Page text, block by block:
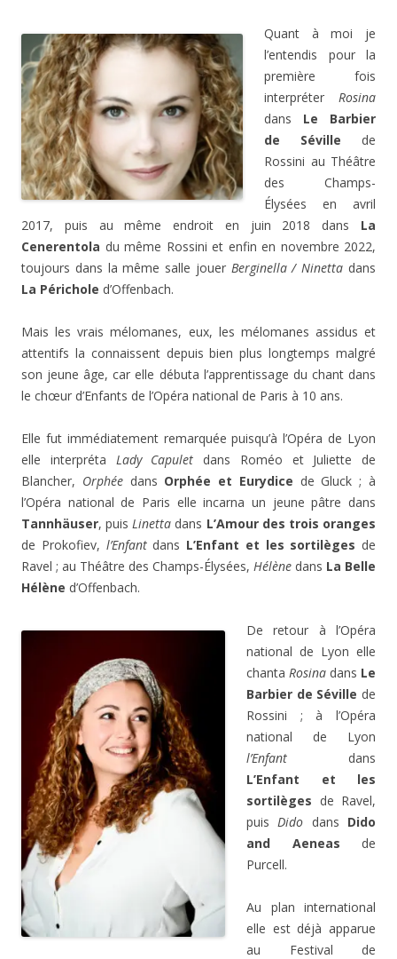
Quant à moi je
l’entendis pour la
première fois
interpréter Rosina
dans Le Barbier
de Séville de
Rossini au Théâtre
des Champs-
Élysées en avril
2017, puis au même endroit en juin 2018 dans La
Cenerentola du même Rossini et enfin en novembre 2022,
toujours dans la même salle jouer Berginella / Ninetta dans
La Périchole d’Offenbach.
Mais les vrais mélomanes, eux, les mélomanes assidus et
attentifs la connaissent depuis bien plus longtemps malgré
son jeune âge, car elle débuta l’apprentissage du chant dans
le chœur d’Enfants de l’Opéra national de Paris à 10 ans.
Elle fut immédiatement remarquée puisqu’à l’Opéra de Lyon
elle interpréta Lady Capulet dans Roméo et Juliette de
Blancher, Orphéedans Orphée et Eurydice de Gluck ; à
l’Opéra national de Paris elle incarna un jeune pâtre dans
Tannhäuser, puisLinetta dans L’Amour des trois oranges
de Prokofiev, l’Enfantdans L’Enfant et les sortilèges de
Ravel ; au Théâtre des Champs-Élysées, Hélène dans La Belle
Hélène d’Offenbach.
De retour à l’Opéra
national de Lyon elle
chanta Rosina dans Le
Barbier de Séville de
Rossini ; à l’Opéra
national de Lyon
l’Enfant dans
L’Enfant et les
sortilèges de Ravel,
puisDido dans Dido
and Aeneas de
Purcell.
Au plan international
elle est déjà apparue
au Festival de